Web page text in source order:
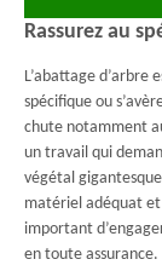
Rassurez au
L’abattage d’arbre
spécifique ou
chute notamment
un travail qui
végétal
matériel adéquat et
important
en toute